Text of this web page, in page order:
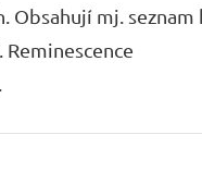
mj. seznam